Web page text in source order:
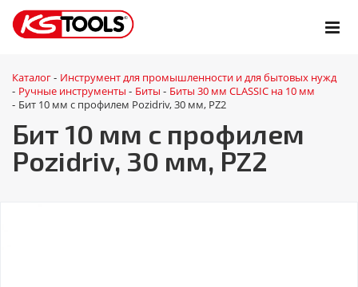
Каталог - Инструмент для промышленности и для бытовых нужд
- Ручные инструменты - Биты - Биты 30 мм CLASSIC на 10 мм
- Бит 10 мм с профилем Pozidriv, 30 мм, PZ2
Бит 10 мм с профилем
Pozidriv, 30 мм, PZ2